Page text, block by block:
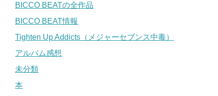
BICCO BEATの全作品
BICCO BEAT情報
Tighten Up Addicts（メジャーセブンス中毒）
アルバム感想
未分類
本